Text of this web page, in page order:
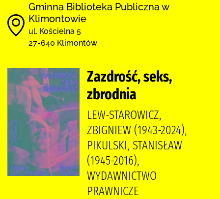
Gminna Biblioteka Publiczna w
Klimontowie
ul. Kościelna 5
27-640 Klimontów
Zazdrość, seks,
zbrodnia
LEW-STAROWICZ,
ZBIGNIEW (1943-2024),
PIKULSKI, STANISŁAW
(1945-2016),
WYDAWNICTWO
PRAWNICZE